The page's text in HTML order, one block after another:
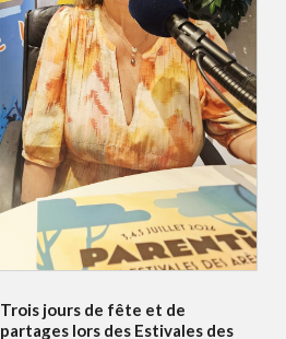
Trois jours de fête et de
partages lors des Estivales des